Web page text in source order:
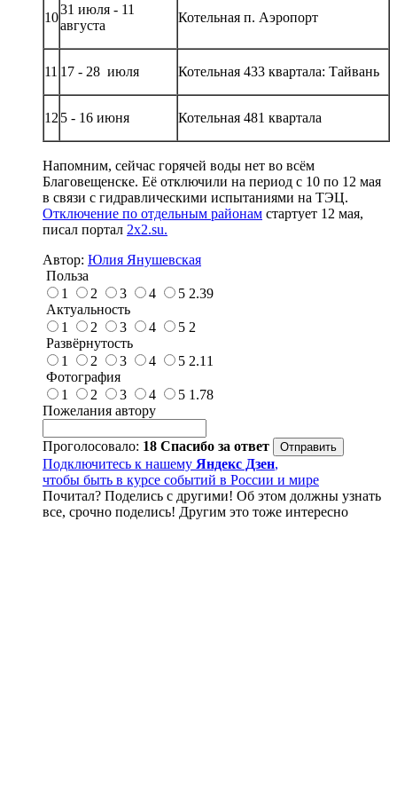
10
31 июля - 11
августа
Котельная п. Аэропорт
11 17 - 28 июля Котельная 433 квартала: Тайвань
12 5 - 16 июня Котельная 481 квартала
Напомним, сейчас горячей воды нет во всём
Благовещенске. Её отключили на период с 10 по 12 мая
в связи с гидравлическими испытаниями на ТЭЦ.
Отключение по отдельным районам стартует 12 мая,
писал портал 2x2.su.
Автор: Юлия Янушевская
Польза
1
2 3 4 5 2.39
Актуальность
1
2 3 4 5 2
Развёрнутость
1
2 3 4 5 2.11
Фотография
1
2 3 4 5 1.78
Пожелания автору
Проголосовало: 18 Спасибо за ответ
Подключитесь к нашему Яндекс Дзен,
чтобы быть в курсе событий в России и мире
Почитал? Поделись с другими! Об этом должны узнать
все, срочно поделись! Другим это тоже интересно